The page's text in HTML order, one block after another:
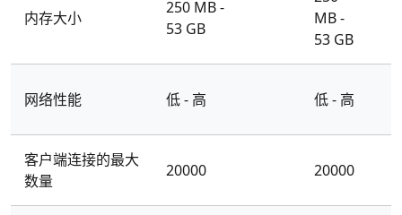
内存大小
250 MB -
53 GB
MB -
53 GB
网络性能 低 - 高 低 - 高
客户端连接的最大
数量
20000 20000